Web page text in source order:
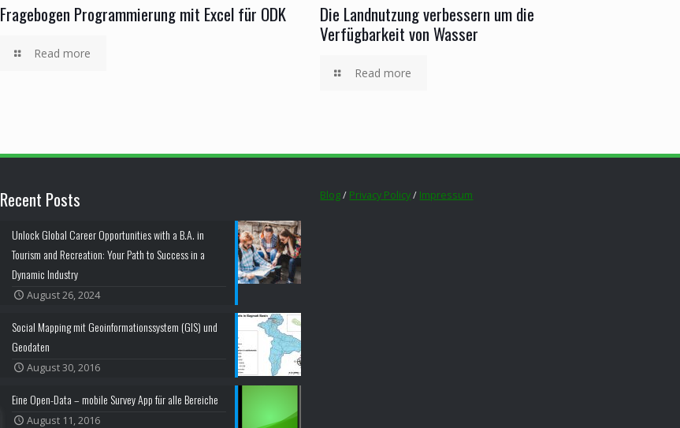
Fragebogen Programmierung mit Excel für ODK
Read more
Die Landnutzung verbessern um die
Verfügbarkeit von Wasser
Read more
Recent Posts
Unlock Global Career Opportunities with a B.A. in
Tourism and Recreation: Your Path to Success in a
Dynamic Industry
August 26, 2024
Social Mapping mit Geoinformationssystem (GIS) und
Geodaten
August 30, 2016
Eine Open-Data – mobile Survey App für alle Bereiche
August 11, 2016
Blog/ Privacy Policy/ Impressum